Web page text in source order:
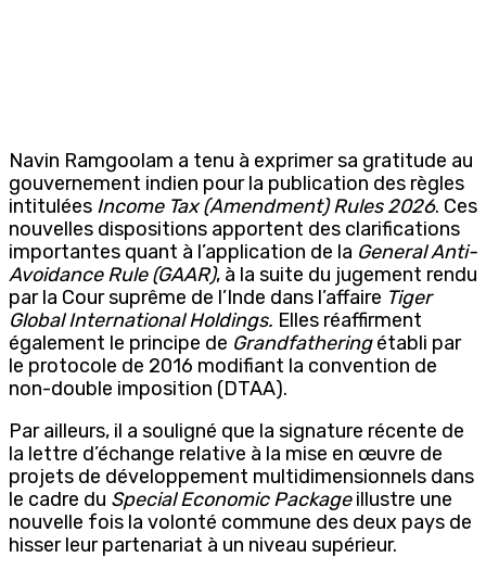
Navin Ramgoolam a tenu à exprimer sa gratitude au
gouvernement indien pour la publication des règles
intitulées Income Tax (Amendment) Rules 2026. Ces
nouvelles dispositions apportent des clarifications
importantes quant à l’application de la General Anti-
Avoidance Rule (GAAR), à la suite du jugement rendu
par la Cour suprême de l’Inde dans l’affaire Tiger
Global International Holdings. Elles réaffirment
également le principe de Grandfatheringétabli par
le protocole de 2016 modifiant la convention de
non-double imposition (DTAA).
Par ailleurs, il a souligné que la signature récente de
la lettre d’échange relative à la mise en œuvre de
projets de développement multidimensionnels dans
le cadre du Special Economic Packageillustre une
nouvelle fois la volonté commune des deux pays de
hisser leur partenariat à un niveau supérieur.